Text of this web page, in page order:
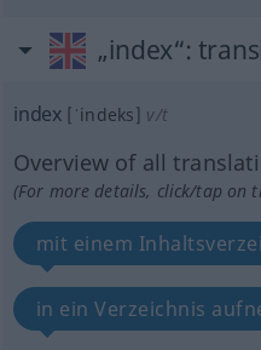
„index“:
index [ˈindeks] v/t
Overview of all
(For more details, click/tap on
mit einem
in ein Verzeichnis